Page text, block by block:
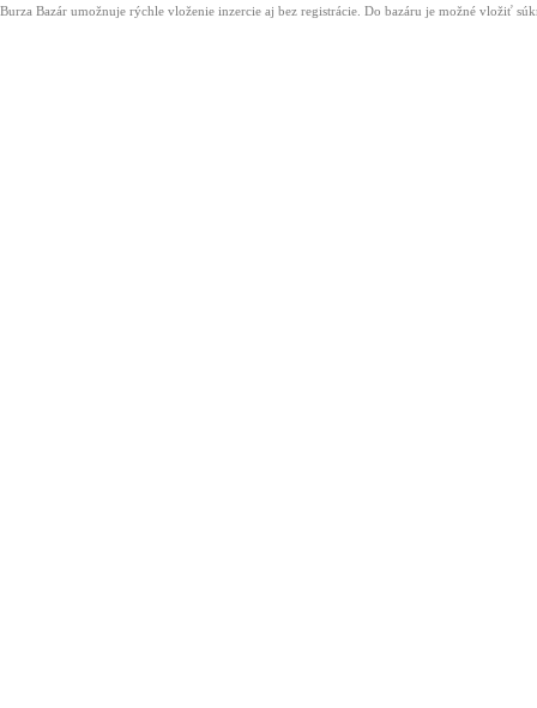
Burza Bazár umožnuje rýchle vloženie inzercie aj bez registrácie. Do bazáru je možné vložiť